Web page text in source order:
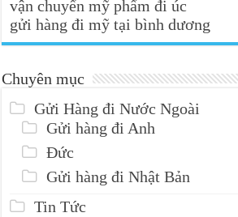
vận chuyển mỹ phẩm đi úc
gửi hàng đi mỹ tại bình dương
Chuyên mục
Gửi Hàng đi Nước Ngoài
Gửi hàng đi Anh
Đức
Gửi hàng đi Nhật Bản
Tin Tức